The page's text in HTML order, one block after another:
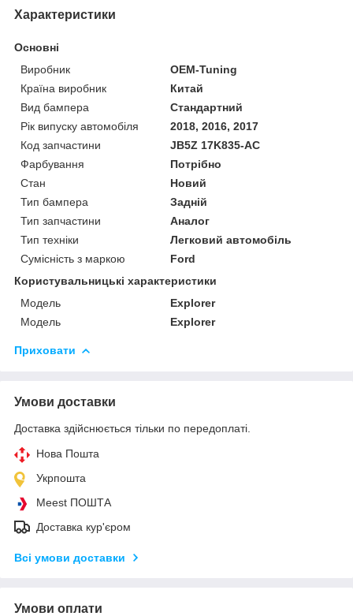
Характеристики
Основні
Виробник
OEM-Tuning
Країна виробник
Китай
Вид бампера
Стандартний
Рік випуску автомобіля
2018, 2016, 2017
Код запчастини
JB5Z 17K835-AC
Фарбування
Потрібно
Стан
Новий
Тип бампера
Задній
Тип запчастини
Аналог
Тип техніки
Легковий автомобіль
Сумісність з маркою
Ford
Користувальницькі характеристики
Мoдель
Explorer
Модель
Explorer
Приховати
Умови доставки
Доставка здійснюється тільки по передоплаті.
Нова Пошта
Укрпошта
Meest ПОШТА
Доставка кур'єром
Всі умови доставки
Умови оплати